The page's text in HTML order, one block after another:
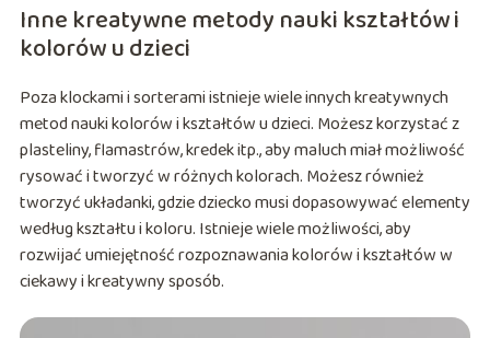
Inne kreatywne metody nauki kształtów i
kolorów u dzieci
Poza klockami i sorterami istnieje wiele innych kreatywnych
metod nauki kolorów i kształtów u dzieci. Możesz korzystać z
plasteliny, flamastrów, kredek itp., aby maluch miał możliwość
rysować i tworzyć w różnych kolorach. Możesz również
tworzyć układanki, gdzie dziecko musi dopasowywać elementy
według kształtu i koloru. Istnieje wiele możliwości, aby
rozwijać umiejętność rozpoznawania kolorów i kształtów w
ciekawy i kreatywny sposób.